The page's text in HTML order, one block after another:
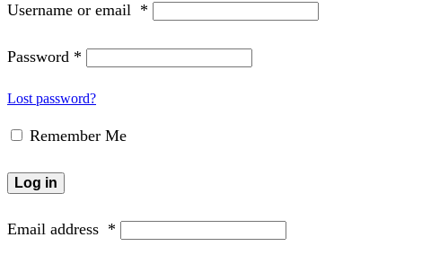
Username or email *
Password *
Lost password?
Remember Me
Log in
Email address *